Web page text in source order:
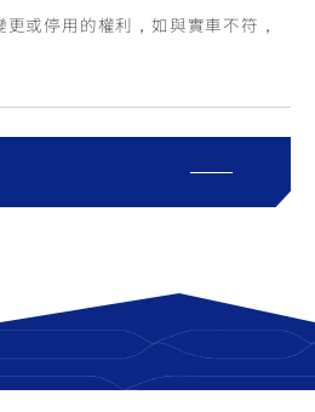
或停用的權利，如與實車不符，